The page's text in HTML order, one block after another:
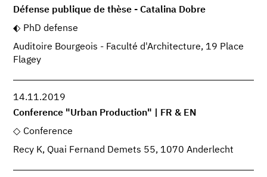
Défense publique de thèse - Catalina Dobre
PhD defense
Auditoire Bourgeois - Faculté d'Architecture, 19 Place
Flagey
14.11.2019
Conference "Urban Production" | FR & EN
Conference
Recy K, Quai Fernand Demets 55, 1070 Anderlecht